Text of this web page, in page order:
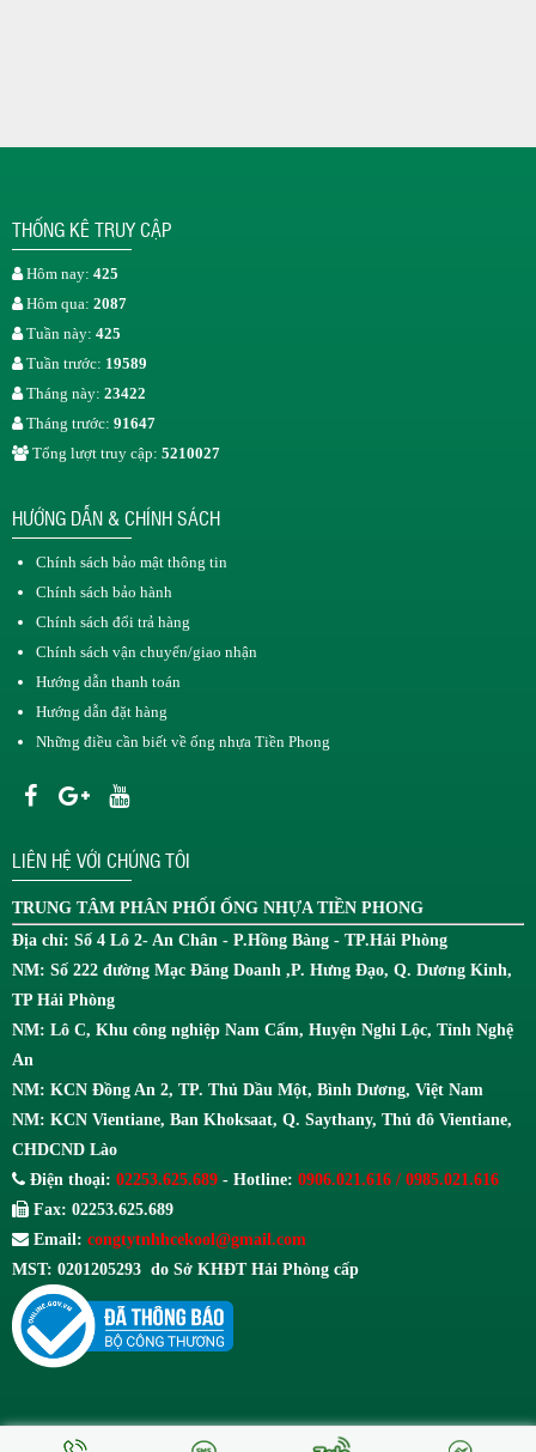
THỐNG KÊ TRUY CẬP
Hôm nay: 425
Hôm qua: 2087
Tuần này: 425
Tuần trước: 19589
Tháng này: 23422
Tháng trước: 91647
Tổng lượt truy cập: 5210027
HƯỚNG DẪN & CHÍNH SÁCH
Chính sách bảo mật thông tin
Chính sách bảo hành
Chính sách đổi trả hàng
Chính sách vận chuyển/giao nhận
Hướng dẫn thanh toán
Hướng dẫn đặt hàng
Những điều cần biết về ống nhựa Tiền Phong
LIÊN HỆ VỚI CHÚNG TÔI
TRUNG TÂM PHÂN PHỐI ỐNG NHỰA TIỀN PHONG
Địa chỉ: Số 4 Lô 2- An Chân - P.Hồng Bàng - TP.Hải Phòng
NM: Số 222 đường Mạc Đăng Doanh ,P. Hưng Đạo, Q. Dương Kinh,
TP Hải Phòng
NM: Lô C, Khu công nghiệp Nam Cấm, Huyện Nghi Lộc, Tỉnh Nghệ
An
NM: KCN Đồng An 2, TP. Thủ Dầu Một, Bình Dương, Việt Nam
NM: KCN Vientiane, Ban Khoksaat, Q. Saythany, Thủ đô Vientiane,
CHDCND Lào
Điện thoại: 02253.625.689 - Hotline: 0906.021.616 / 0985.021.616
Fax: 02253.625.689
Email: congtytnhhcekool@gmail.com
MST: 0201205293 do Sở KHĐT Hải Phòng cấp